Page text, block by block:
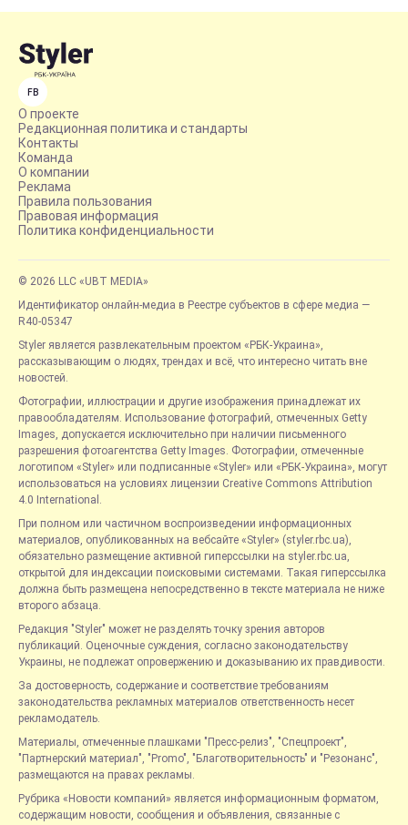
FB
О проекте
Редакционная политика и стандарты
Контакты
Команда
О компании
Реклама
Правила пользования
Правовая информация
Политика конфиденциальности
© 2026 LLC «UBT MEDIA»
Идентификатор онлайн-медиа в Реестре субъектов в сфере медиа —
R40-05347
Styler является развлекательным проектом «РБК-Украина»,
рассказывающим о людях, трендах и всё, что интересно читать вне
новостей.
Фотографии, иллюстрации и другие изображения принадлежат их
правообладателям. Использование фотографий, отмеченных Getty
Images, допускается исключительно при наличии письменного
разрешения фотоагентства Getty Images. Фотографии, отмеченные
логотипом «Styler» или подписанные «Styler» или «РБК-Украина», могут
использоваться на условиях лицензии Creative Commons Attribution
4.0 International.
При полном или частичном воспроизведении информационных
материалов, опубликованных на вебсайте «Styler» (styler.rbc.ua),
обязательно размещение активной гиперссылки на styler.rbc.ua,
открытой для индексации поисковыми системами. Такая гиперссылка
должна быть размещена непосредственно в тексте материала не ниже
второго абзаца.
Редакция "Styler" может не разделять точку зрения авторов
публикаций. Оценочные суждения, согласно законодательству
Украины, не подлежат опровержению и доказыванию их правдивости.
За достоверность, содержание и соответствие требованиям
законодательства рекламных материалов ответственность несет
рекламодатель.
Материалы, отмеченные плашками "Пресс-релиз", "Спецпроект",
"Партнерский материал", "Promo", "Благотворительность" и "Резонанс",
размещаются на правах рекламы.
Рубрика «Новости компаний» является информационным форматом,
содержащим новости, сообщения и объявления, связанные с